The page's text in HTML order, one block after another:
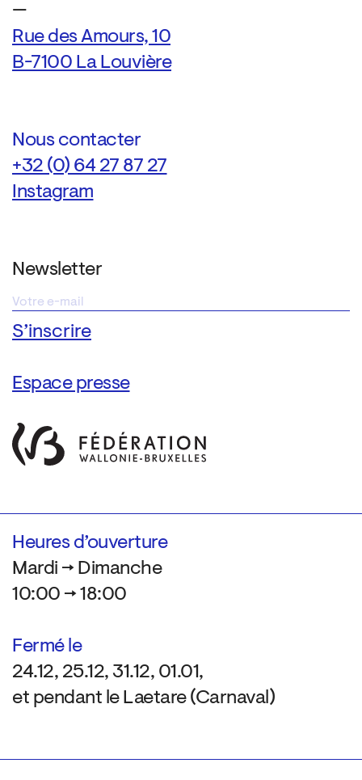
—
Rue des Amours, 10
B-7100 La Louvière
Nous contacter
+32 (0) 64 27 87 27
Instagram
Newsletter
Espace presse
Heures d’ouverture
Mardi → Dimanche
10:00 → 18:00
Fermé le
24.12, 25.12, 31.12, 01.01,
et pendant le Laetare (Carnaval)